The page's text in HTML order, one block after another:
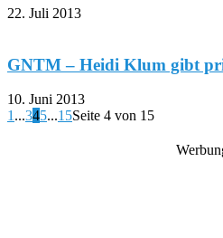
22. Juli 2013
GNTM – Heidi Klum gibt
10. Juni 2013
1 ...345...15Seite 4 von 15